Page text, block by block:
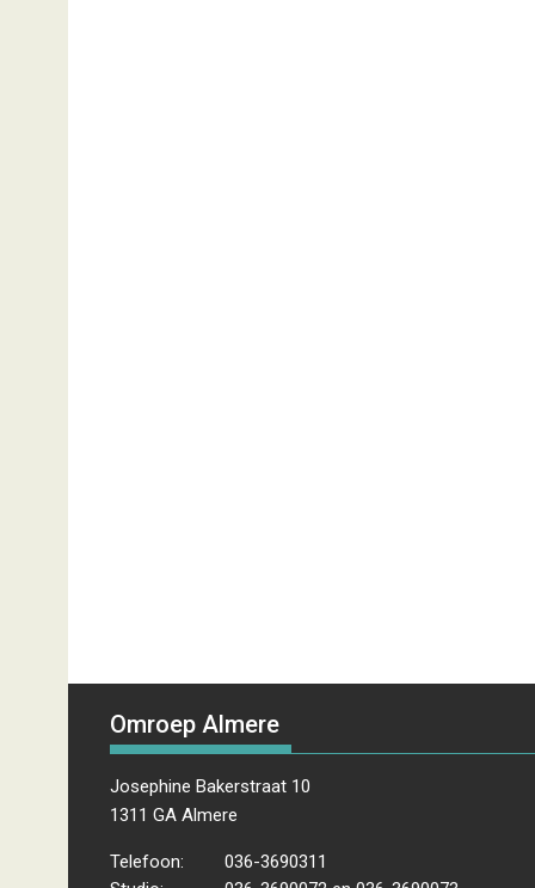
Omroep Almere
Josephine Bakerstraat 10
1311 GA Almere
Telefoon:
036-3690311